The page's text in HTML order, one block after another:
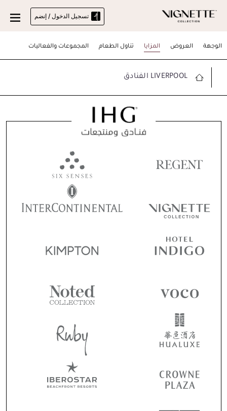
تسجيل الدخول / إنضم
الوجهة العروض المزايا تناول الطعام المجموعات والفعاليات
LIVERPOOL الفنادق